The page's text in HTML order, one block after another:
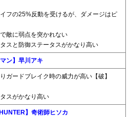
イフの25%反動を受けるが、ダメージはピ
敵に弱点を突かれない
タスと防御ステータスがかなり高い
ン】早川アキ
ガードブレイク時の威力が高い【破】
スがかなり高い
】奇術師ヒソカ